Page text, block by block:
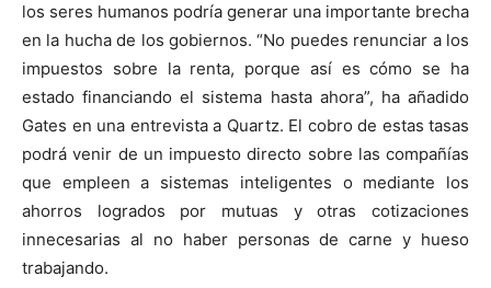
los seres humanos podría generar una importante brecha
en la hucha de los gobiernos. “No puedes renunciar a los
impuestos sobre la renta, porque así es cómo se ha
estado financiando el sistema hasta ahora”, ha añadido
Gates en una entrevista a Quartz. El cobro de estas tasas
podrá venir de un impuesto directo sobre las compañías
que empleen a sistemas inteligentes o mediante los
ahorros logrados por mutuas y otras cotizaciones
innecesarias al no haber personas de carne y hueso
trabajando.